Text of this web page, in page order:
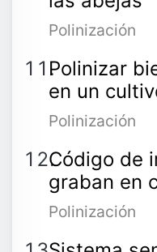
Polinización
Polinizar
en un
Polinización
Código de
graban en
Polinización